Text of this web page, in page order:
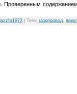
Проверенным
| Теги: газопровод,